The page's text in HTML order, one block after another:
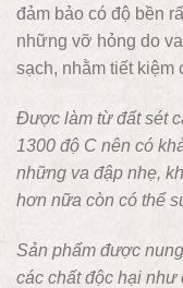
đảm bảo có độ bền
những vỡ hỏng do
sạch, nhằm tiết kiệm
Được làm từ đất sét
1300 độ C nên có
những va đập nhẹ,
hơn nữa còn có thể
Sản phẩm được
các chất độc hại